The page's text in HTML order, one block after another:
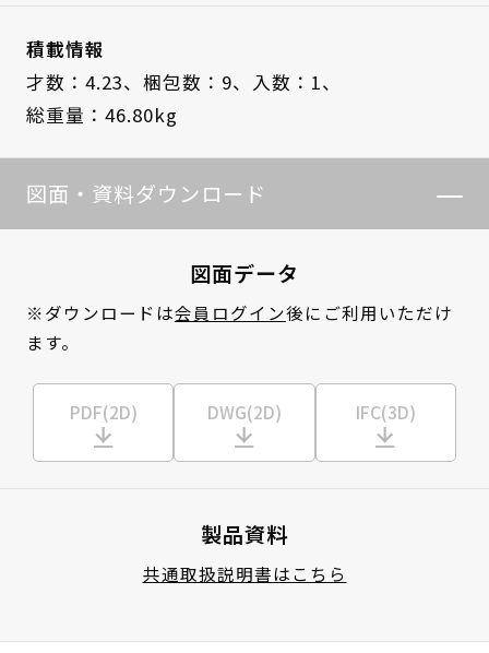
積載情報
才数：4.23、 梱包数：9、
入数：1、
総重量：46.80kg
図面・資料ダウンロード
図面データ
※ダウンロードは会員ログイン後にご利用いただけ
ます。
PDF(2D) DWG(2D) IFC(3D)
製品資料
共通取扱説明書はこちら